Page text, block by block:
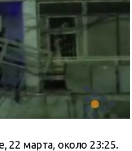
22 марта, около 23:25.